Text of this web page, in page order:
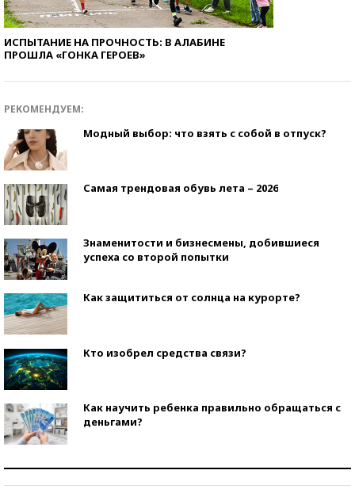
ИСПЫТАНИЕ НА ПРОЧНОСТЬ: В АЛАБИНЕ
ПРОШЛА «ГОНКА ГЕРОЕВ»
РЕКОМЕНДУЕМ:
Модный выбор: что взять с собой в отпуск?
Самая трендовая обувь лета – 2026
Знаменитости и бизнесмены, добившиеся
успеха со второй попытки
Как защититься от солнца на курорте?
Кто изобрел средства связи?
Как научить ребенка правильно обращаться с
деньгами?